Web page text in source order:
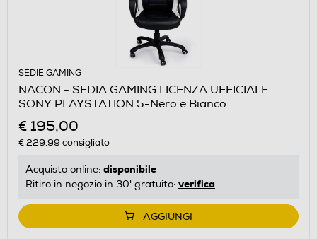
SEDIE GAMING
NACON - SEDIA GAMING LICENZA UFFICIALE
SONY PLAYSTATION 5-Nero e Bianco
€ 195,00
€ 229,99 consigliato
Acquisto online: disponibile
Ritiro in negozio in 30' gratuito: verifica
AGGIUNGI